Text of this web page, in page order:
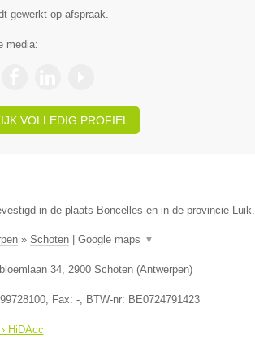
gewerkt op afspraak.
media:
VOLLEDIG PROFIEL
in de plaats Boncelles en in de provincie Luik.
» Schoten| Google maps ▼
34, 2900 Schoten(Antwerpen)
, Fax: -, BTW-nr: BE0724791423
HiDAcc